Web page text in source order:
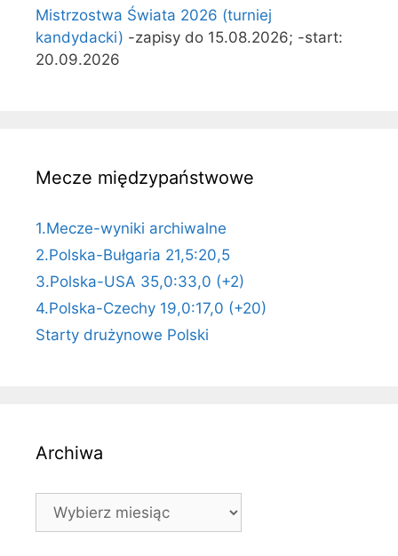
Mistrzostwa Świata 2026 (turniej
kandydacki) -zapisy do 15.08.2026; -start:
20.09.2026
Mecze międzypaństwowe
1.Mecze-wyniki archiwalne
2.Polska-Bułgaria 21,5:20,5
3.Polska-USA 35,0:33,0 (+2)
4.Polska-Czechy 19,0:17,0 (+20)
Starty drużynowe Polski
Archiwa
Archiwa